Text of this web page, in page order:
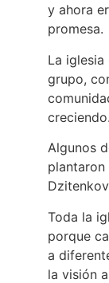
y ahora
promesa.
La
grupo,
creciendo.
Algunos
Toda la
porque
a
la visión